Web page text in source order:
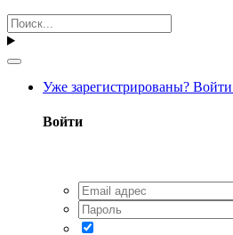
Уже зарегистрированы? Войти
Войти